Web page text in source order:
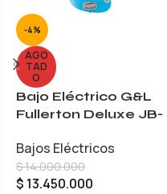
-4%
AGO
TAD
O
Bajo Eléctrico G&L
Fullerton Deluxe JB-
Bajos Eléctricos
$14.000.000
$ 13.450.000